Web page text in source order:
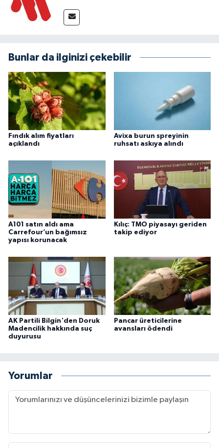
Bunlar da ilginizi çekebilir
Fındık alım fiyatları
açıklandı
Avixa burun spreyinin
ruhsatı askıya alındı
A101 satın aldı ama
Carrefour’un bağımsız
yapısı korunacak
Kılıç: TMO piyasayı geriden
takip ediyor
AK Partili Bilgin'den Doruk
Madencilik hakkında suç
duyurusu
Pancar üreticilerine
avansları ödendi
Yorumlar